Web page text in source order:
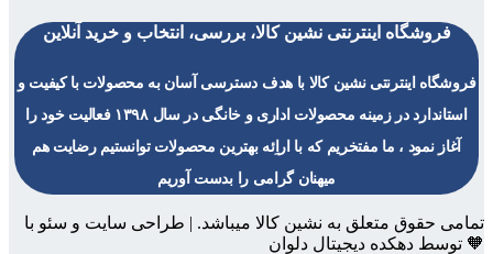
فروشگاه اینترنتی نشین کالا، بررسی، انتخاب و خرید آنلاین
فروشگاه اینترنتی نشین کالا با هدف دسترسی آسان به محصولات با کیفیت و
استاندارد در زمینه محصولات اداری و خانگی در سال ۱۳۹۸ فعالیت خود را
آغاز نمود ، ما مفتخریم که با اراِئه بهترین محصولات توانستیم رضایت هم
میهنان گرامی را بدست آوریم
تمامی حقوق متعلق به نشین کالا میباشد. | طراحی سایت و سئو با
🧡 توسط دهکده دیجیتال دلوان